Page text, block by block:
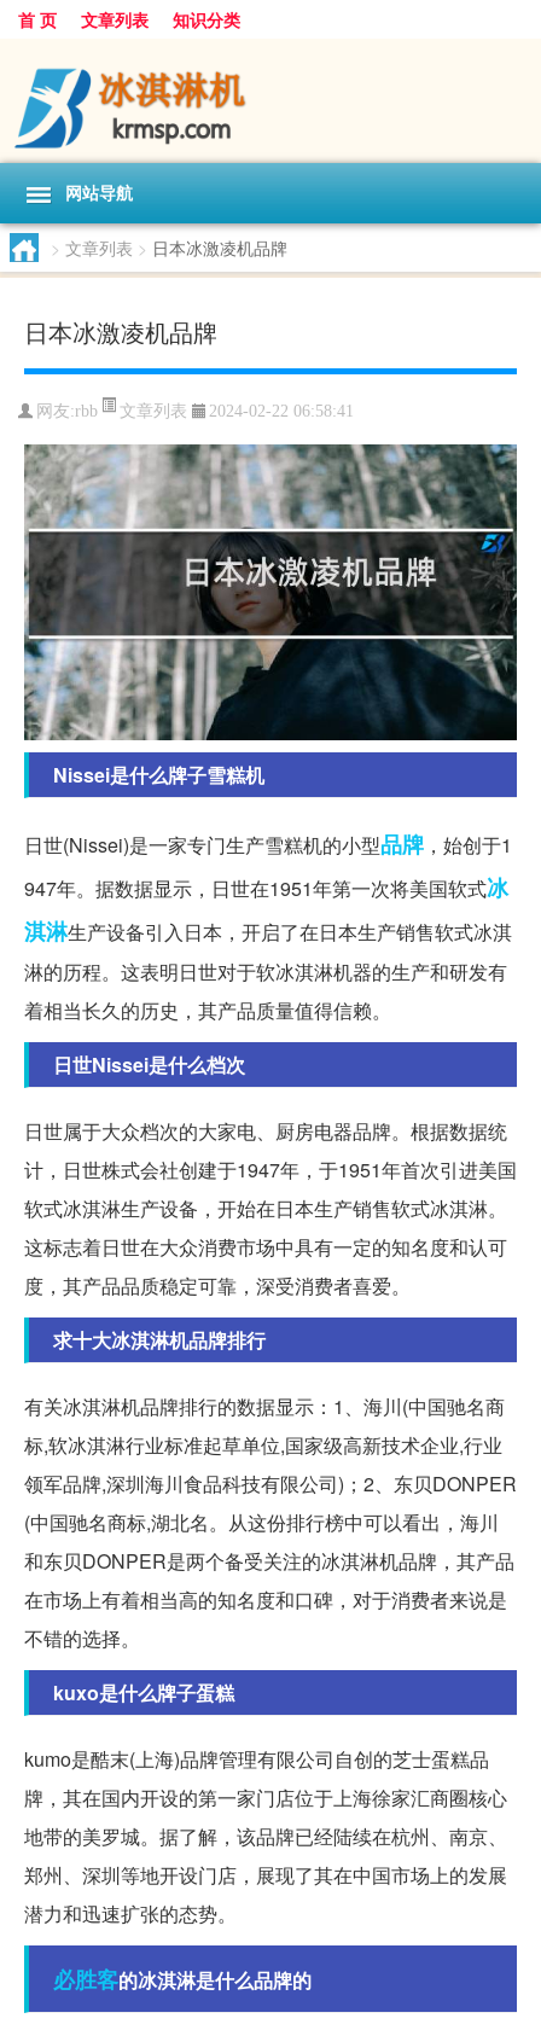
首 页 文章列表 知识分类
网站导航
> 文章列表 > 日本冰激凌机品牌
日本冰激凌机品牌
网友:rbb 文章列表 2024-02-22 06:58:41
Nissei是什么牌子雪糕机
日世(Nissei)是一家专门生产雪糕机的小型品牌 ，始创于1
947年。据数据显示，日世在1951年第一次将美国软式冰
淇淋生产设备引入日本，开启了在日本生产销售软式冰淇
淋的历程。这表明日世对于软冰淇淋机器的生产和研发有
着相当长久的历史，其产品质量值得信赖。
日世Nissei是什么档次
日世属于大众档次的大家电、厨房电器品牌。根据数据统
计，日世株式会社创建于1947年，于1951年首次引进美国
软式冰淇淋生产设备，开始在日本生产销售软式冰淇淋。
这标志着日世在大众消费市场中具有一定的知名度和认可
度，其产品品质稳定可靠，深受消费者喜爱。
求十大冰淇淋机品牌排行
有关冰淇淋机品牌排行的数据显示：1、海川(中国驰名商
标,软冰淇淋行业标准起草单位,国家级高新技术企业,行业
领军品牌,深圳海川食品科技有限公司)；2、东贝DONPER
(中国驰名商标,湖北名。从这份排行榜中可以看出，海川
和东贝DONPER是两个备受关注的冰淇淋机品牌，其产品
在市场上有着相当高的知名度和口碑，对于消费者来说是
不错的选择。
kuxo是什么牌子蛋糕
kumo是酷末(上海)品牌管理有限公司自创的芝士蛋糕品
牌，其在国内开设的第一家门店位于上海徐家汇商圈核心
地带的美罗城。据了解，该品牌已经陆续在杭州、南京、
郑州、深圳等地开设门店，展现了其在中国市场上的发展
潜力和迅速扩张的态势。
必胜客的冰淇淋是什么品牌的